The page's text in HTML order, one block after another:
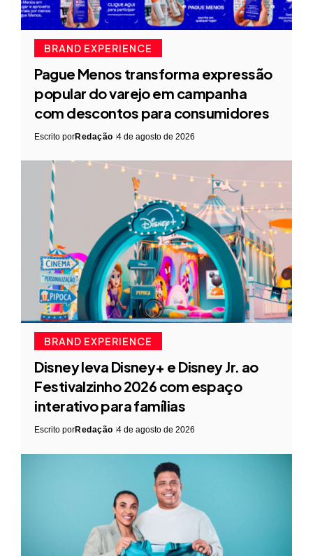
BRAND EXPERIENCE
Pague Menos transforma expressão
popular do varejo em campanha
com descontos para consumidores
Escrito porRedação 4 de agosto de 2026
BRAND EXPERIENCE
Disney leva Disney+ e Disney Jr. ao
Festivalzinho 2026 com espaço
interativo para famílias
Escrito porRedação 4 de agosto de 2026